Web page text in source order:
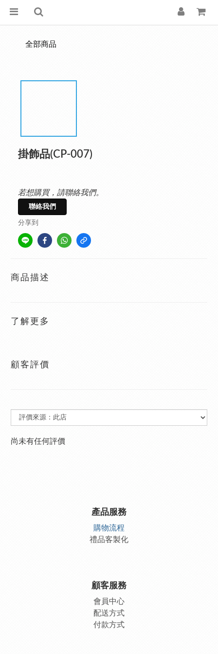
全部商品
掛飾品(CP-007)
若想購買，請聯絡我們。
聯絡我們
分享到
商品描述
了解更多
顧客評價
尚未有任何評價
產品服務
購物流程
禮品客製化
顧客服務
會員中心
配送方式
付款方式